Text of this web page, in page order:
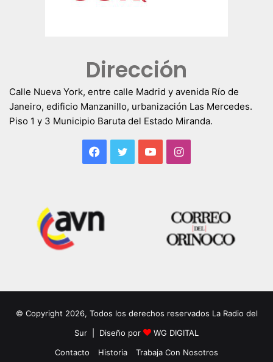
Dirección
Calle Nueva York, entre calle Madrid y avenida Río de
Janeiro, edificio Manzanillo, urbanización Las Mercedes.
Piso 1 y 3 Municipio Baruta del Estado Miranda.
Facebook
TwitterYouTubeInstagram
© Copyright 2026, Todos los derechos reservados La Radio del
Sur | Diseño por
WG DIGITAL
Contacto
Historia Trabaja Con Nosotros